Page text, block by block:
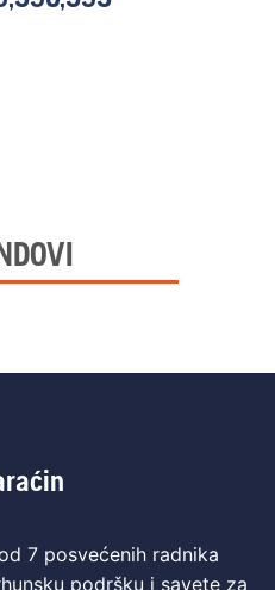
7 posvećenih radnika
podršku i savete za